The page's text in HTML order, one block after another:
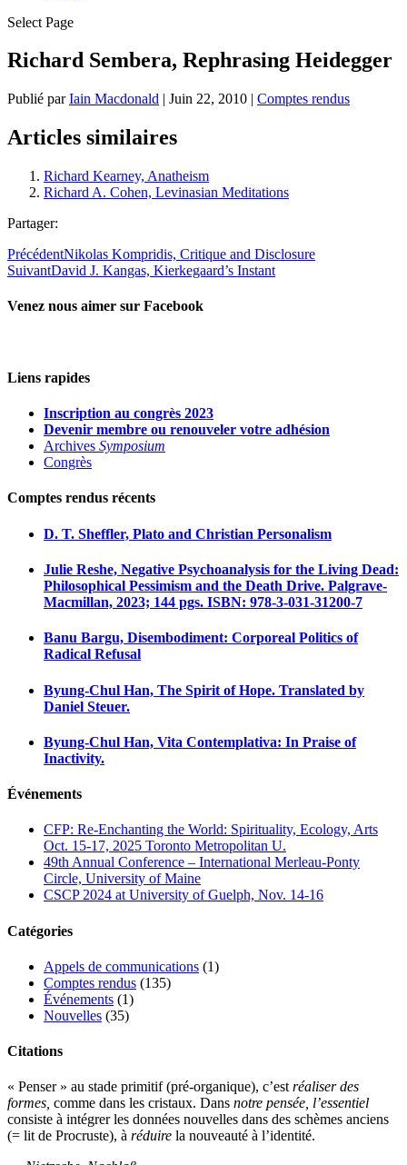
Select Page
Richard Sembera, Rephrasing Heidegger
Publié parIain Macdonald | Juin 22, 2010 | Comptes rendus
Articles similaires
Richard Kearney, Anatheism
Richard A. Cohen, Levinasian Meditations
Partager:
PrécédentNikolas Kompridis, Critique and Disclosure
SuivantDavid J. Kangas, Kierkegaard’s Instant
Venez nous aimer sur Facebook
Liens rapides
Inscription au congrès 2023
Devenir membre ou renouveler votre adhésion
Archives Symposium
Congrès
Comptes rendus récents
D. T. Sheffler, Plato and Christian Personalism
Julie Reshe, Negative Psychoanalysis for the Living Dead:
Philosophical Pessimism and the Death Drive. Palgrave-
Macmillan, 2023; 144 pgs. ISBN: 978-3-031-31200-7
Banu Bargu, Disembodiment: Corporeal Politics of
Radical Refusal
Byung-Chul Han, The Spirit of Hope. Translated by
Daniel Steuer.
Byung-Chul Han, Vita Contemplativa: In Praise of
Inactivity.
Événements
CFP: Re-Enchanting the World: Spirituality, Ecology, Arts
Oct. 15-17, 2025 Toronto Metropolitan U.
49th Annual Conference – International Merleau-Ponty
Circle, University of Maine
CSCP 2024 at University of Guelph, Nov. 14-16
Catégories
Appels de communications (1)
Comptes rendus (135)
Événements (1)
Nouvelles (35)
Citations
« Penser » au stade primitif (pré-organique), c’estréaliser des
formes, comme dans les cristaux. Dans notre pensée, l’essentiel
consiste à intégrer les données nouvelles dans des schèmes anciens
(= lit de Procruste), à réduire la nouveauté à l’identité.